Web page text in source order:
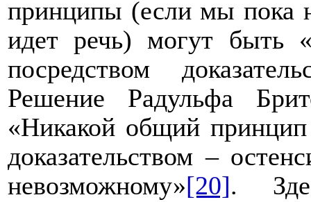
принципы (если мы пока
идет речь) могут быть
посредством
Решение Радульфа
«Никакой общий
доказательством –
невозможному»[20].